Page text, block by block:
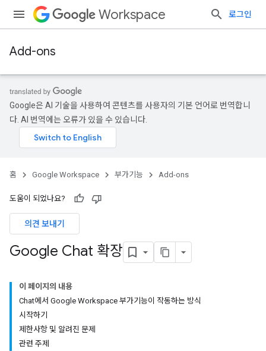
Workspace 로그인
Add-ons
Google은 AI 기술을 사용하여 콘텐츠를 사용자의 기본 언어로 번역합니
다. AI 번역에는 오류가 있을 수 있습니다.
홈 Google Workspace 부가기능 Add-ons
도움이 되었나요?
의견 보내기
Google Chat 확장
이 페이지의 내용
Chat에서 Google Workspace 부가기능이 작동하는 방식
시작하기
제한사항 및 알려진 문제
관련 주제